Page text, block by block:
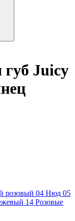
Juicy
розовый 04 Нюд 05
14 Розовые